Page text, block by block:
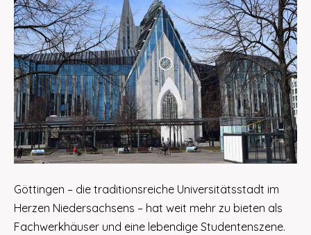
Göttingen – die traditionsreiche Universitätsstadt im
Herzen Niedersachsens – hat weit mehr zu bieten als
Fachwerkhäuser und eine lebendige Studentenszene.